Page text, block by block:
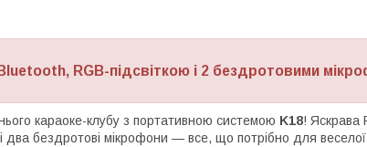
RGB-підсвіткою і 2 бездротовими
караоке-клубу з портативною системою K18! Яскрава
два бездротові мікрофони — все, що потрібно для